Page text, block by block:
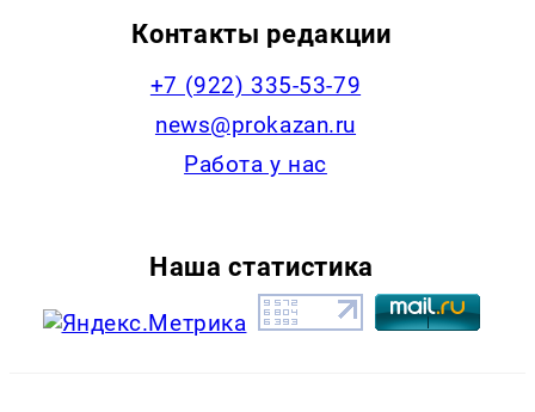
Контакты редакции
+7 (922) 335-53-79
news@prokazan.ru
Работа у нас
Наша статистика